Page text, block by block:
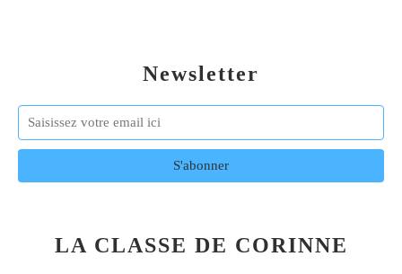
Newsletter
LA CLASSE DE CORINNE